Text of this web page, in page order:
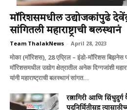
मॉरिशसमधील उद्योजकांपुढे
सांगितली महाराष्ट्राची बलस्थानं
Team ThalakNews - April 28, 2023
मोका (मॉरिशस), 28 एप्रिल – इंडो-मॉरिशस बिझनेस
मॉरिशसमधील उद्योग क्षेत्रातील अनेक दिग्गजांशी
यांनी महाराष्ट्राची बलस्थानं सांगत...
रत्नागिरी आणि सिंधुदुर्ग
पदनिर्मितीसह